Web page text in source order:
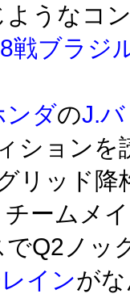
ようなコ
戦ブラジ
ンダのJ.
ションを
リッド
チームメ
Q2ノッ
インが